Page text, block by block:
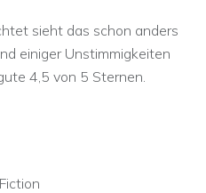
sieht das schon anders
einiger Unstimmigkeiten
4,5 von 5 Sternen.